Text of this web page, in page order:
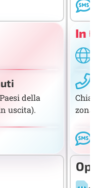
della
uscita).
In